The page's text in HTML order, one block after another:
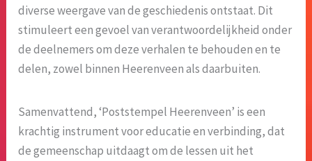
diverse weergave van de geschiedenis ontstaat. Dit
stimuleert een gevoel van verantwoordelijkheid onder
de deelnemers om deze verhalen te behouden en te
delen, zowel binnen Heerenveen als daarbuiten.
Samenvattend, ‘Poststempel Heerenveen’ is een
krachtig instrument voor educatie en verbinding, dat
de gemeenschap uitdaagt om de lessen uit het